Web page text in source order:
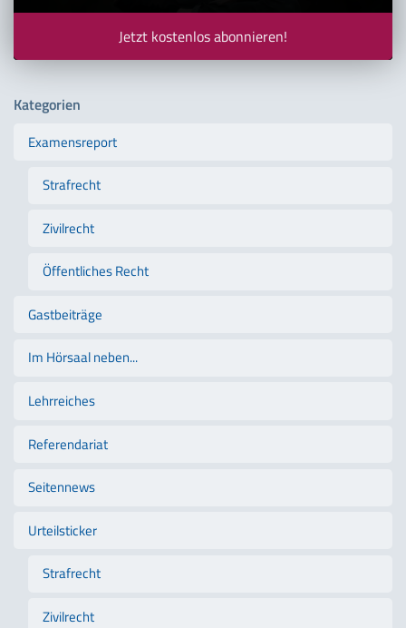
Jetzt kostenlos abonnieren!
Kategorien
Examensreport
Strafrecht
Zivilrecht
Öffentliches Recht
Gastbeiträge
Im Hörsaal neben...
Lehrreiches
Referendariat
Seitennews
Urteilsticker
Strafrecht
Zivilrecht